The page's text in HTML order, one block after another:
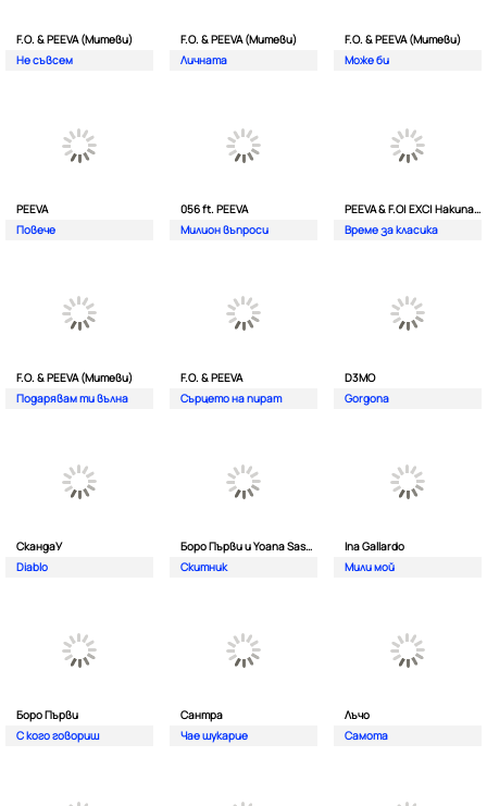
F.O. & PEEVA (Митеви)
Не съвсем
F.O. & PEEVA (Митеви)
Личната
F.O. & PEEVA (Митеви)
Мoже би
PEEVA
Повече
056 ft. PEEVA
Милион въпроси
PEEVA & F.O| EXC| Hakunata ft. Tri'o Quatro
Време за класика
F.O. & PEEVA (Митеви)
Подарявам ти вълна
F.O. & PEEVA
Сърцето на пират
D3MO
Gorgona
СкандаУ
Diablo
Боро Първи и Yoana Sashova
Скитник
Ina Gallardo
Мили мой
Боро Първи
С кого говориш
Сантра
Чае шукарие
Лъчо
Самота